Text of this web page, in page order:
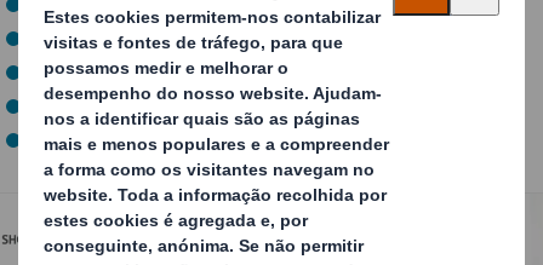
Impact (Impacto)
Shock (Agitação)
Crush (Esmagamento)
Shake (Choque)